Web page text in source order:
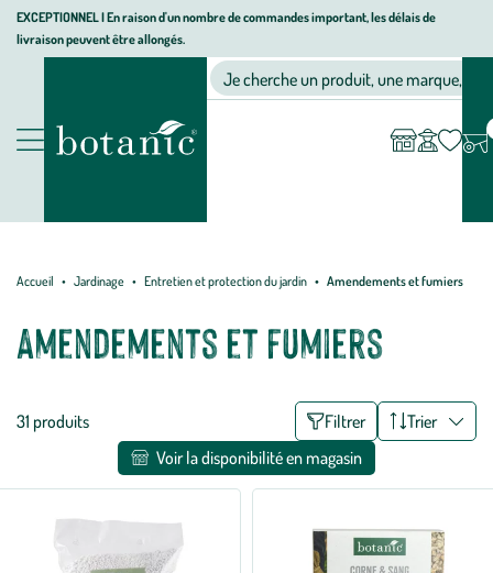
Aller
Aller
au
Aller
au
page
EXCEPTIONNEL I En raison d'un nombre de commandes important, les délais de
livraison peuvent être allongés.
Nos
animalerie,
décoration,
botanic®
Je cherche un produit, une marque, un
compte
Accueil Jardinage Entretien et protection du jardin Amendements et fumiers
Amendements et fumiers
Liste
appliqués
31 produits Filtrer
Trier
Voir la disponibilité en magasin